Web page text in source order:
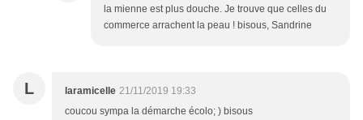
la mienne est plus douche. Je trouve que celles du
commerce arrachent la peau ! bisous, Sandrine
L laramicelle 21/11/2019 19:33
coucou sympa la démarche écolo; ) bisous